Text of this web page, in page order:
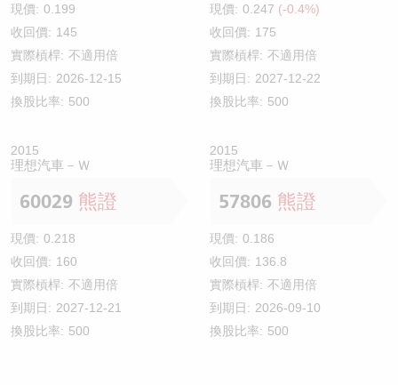
現價: 0.199
收回價: 145
實際槓桿: 不適用倍
到期日: 2026-12-15
換股比率: 500
現價: 0.247 (-0.4%)
收回價: 175
實際槓桿: 不適用倍
到期日: 2027-12-22
換股比率: 500
2015
理想汽車－Ｗ
60029 熊證
現價: 0.218
收回價: 160
實際槓桿: 不適用倍
到期日: 2027-12-21
換股比率: 500
2015
理想汽車－Ｗ
57806 熊證
現價: 0.186
收回價: 136.8
實際槓桿: 不適用倍
到期日: 2026-09-10
換股比率: 500